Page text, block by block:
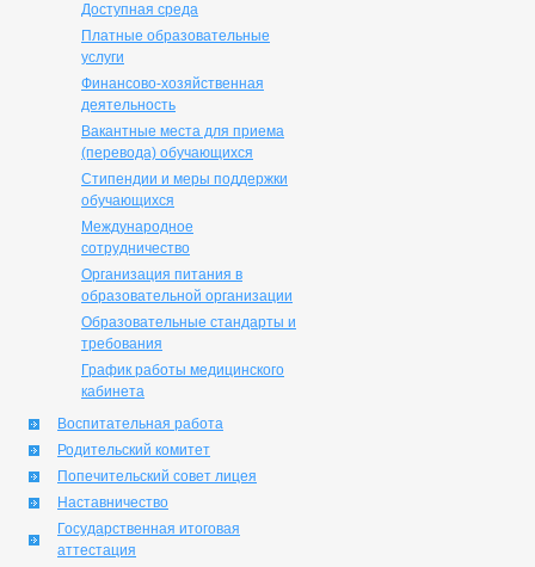
Доступная среда
Платные образовательные
услуги
Финансово-хозяйственная
деятельность
Вакантные места для приема
(перевода) обучающихся
Стипендии и меры поддержки
обучающихся
Международное
сотрудничество
Организация питания в
образовательной организации
Образовательные стандарты и
требования
График работы медицинского
кабинета
Воспитательная работа
Родительский комитет
Попечительский совет лицея
Наставничество
Государственная итоговая
аттестация